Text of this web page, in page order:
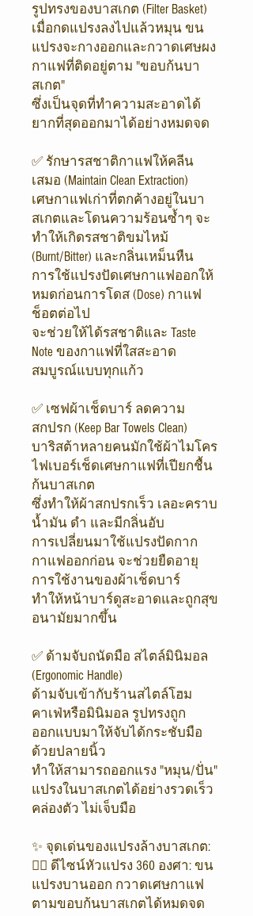
รูปทรงของบาสเกต (Filter Basket)
เมื่อกดแปรงลงไปแล้วหมุน ขน
แปรงจะกางออกและกวาดเศษผง
กาแฟที่ติดอยู่ตาม "ขอบก้นบา
สเกต"
ซึ่งเป็นจุดที่ทำความสะอาดได้
ยากที่สุดออกมาได้อย่างหมดจด
✅ รักษารสชาติกาแฟให้คลีน
เสมอ (Maintain Clean Extraction)
เศษกาแฟเก่าที่ตกค้างอยู่ในบา
สเกตและโดนความร้อนซ้ำๆ จะ
ทำให้เกิดรสชาติขมไหม้
(Burnt/Bitter) และกลิ่นเหม็นหืน
การใช้แปรงปัดเศษกาแฟออกให้
หมดก่อนการโดส (Dose) กาแฟ
ช็อตต่อไป
จะช่วยให้ได้รสชาติและ Taste
Note ของกาแฟที่ใสสะอาด
สมบูรณ์แบบทุกแก้ว
✅ เซฟผ้าเช็ดบาร์ ลดความ
สกปรก (Keep Bar Towels Clean)
บาริสต้าหลายคนมักใช้ผ้าไมโคร
ไฟเบอร์เช็ดเศษกาแฟที่เปียกชื้น
ก้นบาสเกต
ซึ่งทำให้ผ้าสกปรกเร็ว เลอะคราบ
น้ำมัน ดำ และมีกลิ่นอับ
การเปลี่ยนมาใช้แปรงปัดกาก
กาแฟออกก่อน จะช่วยยืดอายุ
การใช้งานของผ้าเช็ดบาร์
ทำให้หน้าบาร์ดูสะอาดและถูกสุข
อนามัยมากขึ้น
✅ ด้ามจับถนัดมือ สไตล์มินิมอล
(Ergonomic Handle)
ด้ามจับเข้ากับร้านสไตล์โฮม
คาเฟ่หรือมินิมอล รูปทรงถูก
ออกแบบมาให้จับได้กระชับมือ
ด้วยปลายนิ้ว
ทำให้สามารถออกแรง "หมุน/ปั่น"
แปรงในบาสเกตได้อย่างรวดเร็ว
คล่องตัว ไม่เจ็บมือ
✨ จุดเด่นของแปรงล้างบาสเกต:
👉🏻 ดีไซน์หัวแปรง 360 องศา: ขน
แปรงบานออก กวาดเศษกาแฟ
ตามขอบก้นบาสเกตได้หมดจด